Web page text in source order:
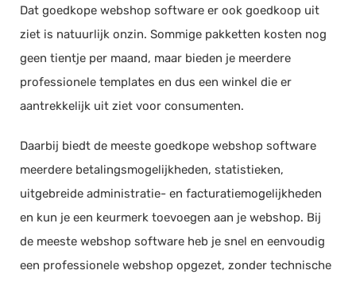
Dat goedkope webshop software er ook goedkoop uit
ziet is natuurlijk onzin. Sommige pakketten kosten nog
geen tientje per maand, maar bieden je meerdere
professionele templates en dus een winkel die er
aantrekkelijk uit ziet voor consumenten.
Daarbij biedt de meeste goedkope webshop software
meerdere betalingsmogelijkheden, statistieken,
uitgebreide administratie- en facturatiemogelijkheden
en kun je een keurmerk toevoegen aan je webshop. Bij
de meeste webshop software heb je snel en eenvoudig
een professionele webshop opgezet, zonder technische